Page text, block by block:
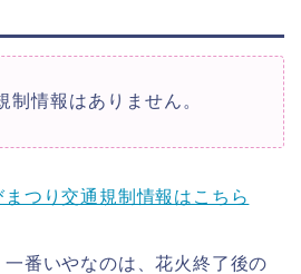
制情報はありません。
つり交通規制情報はこちら
番いやなのは、花火終了後の